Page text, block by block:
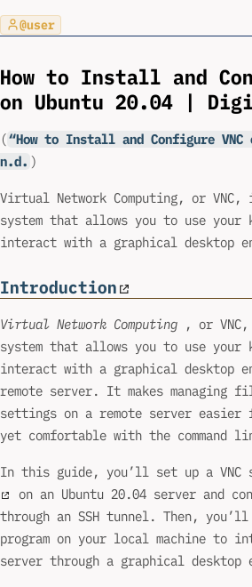
@user
How to Install and
on Ubuntu 20.04 |
(“How to Install and Configure VNC
n.d. )
Virtual Network Computing, or
system that allows you to use your
interact with a graphical desktop
Introduction
Virtual Network Computing , or
system that allows you to use your
interact with a graphical desktop
remote server. It makes managing
settings on a remote server easier
yet comfortable with the command
In this guide, you’ll set up a VNC
on an Ubuntu 20.04 server and
through an SSH tunnel. Then,
program on your local machine to
server through a graphical desktop